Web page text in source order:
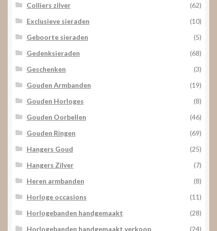
Colliers zilver
(62)
Exclusieve sieraden
(10)
Geboorte sieraden
(5)
Gedenksieraden
(68)
Geschenken
(3)
Gouden Armbanden
(19)
Gouden Horloges
(8)
Gouden Oorbellen
(46)
Gouden Ringen
(69)
Hangers Goud
(25)
Hangers Zilver
(7)
Heren armbanden
(8)
Horloge occasions
(11)
Horlogebanden handgemaakt
(28)
Horlogebanden handgemaakt verkoop
(24)